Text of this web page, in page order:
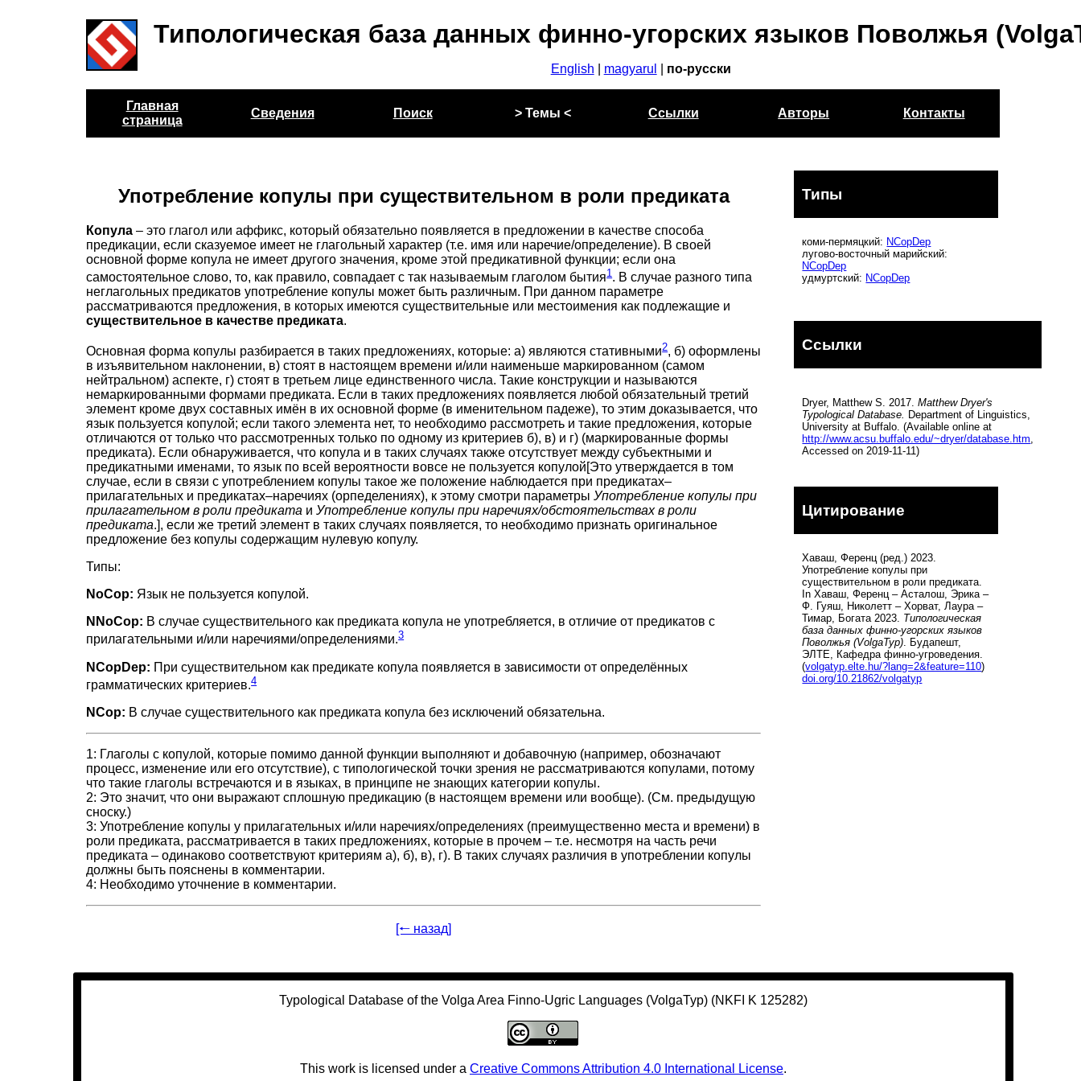
Типологическая база данных финно-угорских языков Поволжья
English magyarul по-русски
Главная
страница
Сведения Поиск > Темы < Ссылки Авторы Контакты
Употребление копулы при существительном в роли предиката
Копула – это глагол или аффикс, который обязательно появляется в предложении в качестве способа
предикации, если сказуемое имеет не глагольный характер (т.е. имя или наречие/определение). В своей
основной форме копула не имеет другого значения, кроме этой предикативной функции; если она
самостоятельное слово, то, как правило, совпадает с так называемым глаголом бытия1 . В случае разного типа
неглагольных предикатов употребление копулы может быть различным. При данном параметре
рассматриваются предложения, в которых имеются существительные или местоимения как подлежащие и
существительное в качестве предиката.
Основная форма копулы разбирается в таких предложениях, которые: а) являются стативными2, б) оформлены
в изъявительном наклонении, в) стоят в настоящем времени и/или наименьше маркированном (самом
нейтральном) аспекте, г) стоят в третьем лице единственного числа. Такие конструкции и называются
немаркированными формами предиката. Если в таких предложениях появляется любой обязательный третий
элемент кроме двух составных имён в их основной форме (в именительном падеже), то этим доказывается, что
язык пользуется копулой; если такого элемента нет, то необходимо рассмотреть и такие предложения, которые
отличаются от только что рассмотренных только по одному из критериев б), в) и г) (маркированные формы
предиката). Если обнаруживается, что копула и в таких случаях также отсутствует между субъектными и
предикатными именами, то язык по всей вероятности вовсе не пользуется копулой[Это утверждается в том
случае, если в связи с употреблением копулы такое же положение наблюдается при предикатах–
прилагательных и предикатах–наречиях (орпеделениях), к этому смотри параметрыУпотребление копулы при
прилагательном в роли предиката иУпотребление копулы при наречиях/обстоятельствах в роли
предиката.], если же третий элемент в таких случаях появляется, то необходимо признать оригинальное
предложение без копулы содержащим нулевую копулу.
Типы:
NoCop: Язык не пользуется копулой.
NNoCop: В случае существительного как предиката копула не употребляется, в отличие от предикатов с
прилагательными и/или наречиями/определениями.3
NCopDep: При существительном как предикате копула появляется в зависимости от определённых
грамматических критериев.4
NCop: В случае существительного как предиката копула без исключений обязательна.
1: Глаголы с копулой, которые помимо данной функции выполняют и добавочную (например, обозначают
процесс, изменение или его отсутствие), с типологической точки зрения не рассматриваются копулами, потому
что такие глаголы встречаются и в языках, в принципе не знающих категории копулы.
2: Это значит, что они выражают сплошную предикацию (в настоящем времени или вообще). (См. предыдущую
сноску.)
3: Употребление копулы у прилагательных и/или наречиях/определениях (преимущественно места и времени) в
роли предиката, рассматривается в таких предложениях, которые в прочем – т.е. несмотря на часть речи
предиката – одинаково соответствуют критериям а), б), в), г). В таких случаях различия в употреблении копулы
должны быть пояснены в комментарии.
4: Необходимо уточнение в комментарии.
[🠐 назад]
Типы
коми-пермяцкий: NCopDep
лугово-восточный марийский:
NCopDep
удмуртский: NCopDep
Ссылки
Dryer, Matthew S. 2017.Matthew Dryer's
Typological Database.
Department of Linguistics,
University at Buffalo. (Available online at
http://www.acsu.buffalo.edu/~dryer/database.htm
Accessed on 2019-11-11)
Цитирование
Хаваш, Ференц (ред.) 2023.
Употребление копулы при
существительном в роли предиката.
In Хаваш, Ференц – Асталош, Эрика –
Ф. Гуяш, Николетт – Хорват, Лаура –
Тимар, Богата 2023. Типологическая
база данных финно-угорских языков
Поволжья (VolgaTyp). Будапешт,
ЭЛТЕ, Кафедра финно-угроведения.
(volgatyp.elte.hu/?lang=2&feature=110)
doi.org/10.21862/volgatyp
Typological Database of the Volga Area Finno-Ugric Languages (VolgaTyp) (NKFI K 125282)
This work is licensed under a Creative Commons Attribution 4.0 International License.